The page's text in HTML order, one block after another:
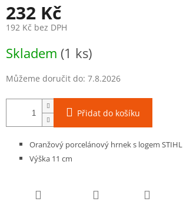
232 Kč
192 Kč bez DPH
cena:
Skladem (1 ks)
Můžeme doručit do: 7.8.2026
Přidat do košíku
Oranžový porcelánový hrnek s logem STIHL
Výška 11 cm